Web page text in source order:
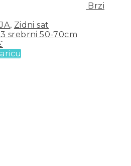
Brzi
, Zidni sat
srebrni 50-70cm